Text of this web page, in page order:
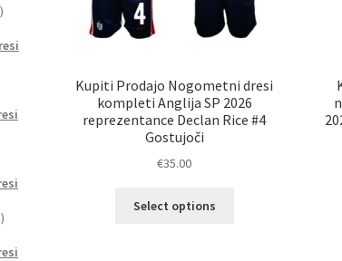
Kupiti Prodajo Nogometni dresi
kompleti Anglija SP 2026
reprezentance Declan Rice #4
Gostujoči
€35.00
Select options
215
3